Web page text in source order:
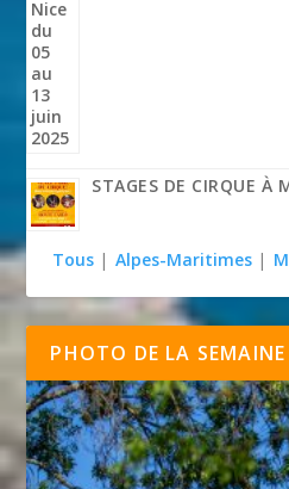
STAGES DE CIRQUE À
Tous | Alpes-Maritimes |
PHOTO DE LA SEMAINE